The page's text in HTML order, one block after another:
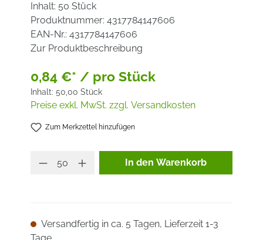
Inhalt: 50 Stück
Produktnummer: 4317784147606
EAN-Nr.: 4317784147606
Zur Produktbeschreibung
0,84 €* / pro Stück
Inhalt: 50,00 Stück
Preise exkl. MwSt. zzgl. Versandkosten
Zum Merkzettel hinzufügen
Produkt Anzahl: Gib den
In den Warenkorb
Versandfertig in ca. 5 Tagen, Lieferzeit 1-3